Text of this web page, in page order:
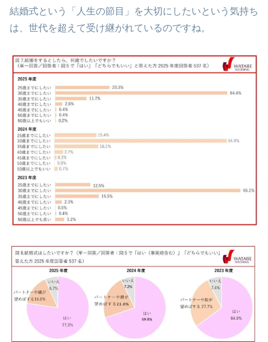
結婚式という「人生の節目」を大切にしたいという気持ち
は、世代を超えて受け継がれているのですね。